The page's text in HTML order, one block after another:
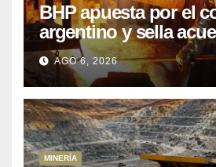
BHP apuesta por el
argentino y sella
Kobrea para siete
AGO 6, 2026
MINERÍA